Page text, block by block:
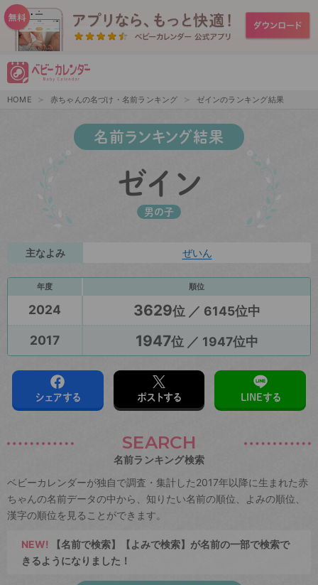
HOME 赤ちゃんの名づけ・名前ランキング ゼインのランキング結果
名前ランキング結果
ゼイン
男の子
主なよみ ぜいん
年度 順位
2024 3629位 ／ 6145位中
2017
1947位 ／ 1947位中
シェアする ポストする LINEする
SEARCH
名前ランキング検索
ベビーカレンダーが独自で調査・集計した2017年以降に生まれた赤
ちゃんの名前データの中から、知りたい名前の順位、よみの順位、
漢字の順位を見ることができます。
NEW! 【名前で検索】【よみで検索】が名前の一部で検索で
きるようになりました！